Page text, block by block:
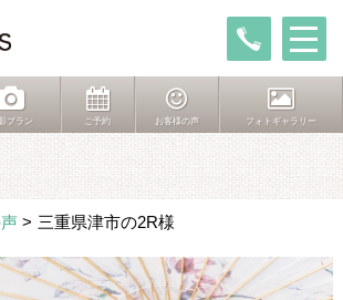
プラン ご予約 お客様の声 フォトギャラリー
> 三重県津市の2R様